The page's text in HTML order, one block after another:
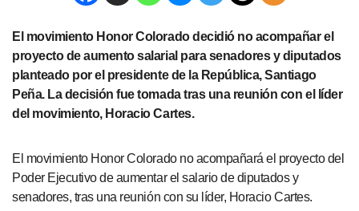
El movimiento Honor Colorado decidió no acompañar el
proyecto de aumento salarial para senadores y diputados
planteado por el presidente de la República, Santiago
Peña. La decisión fue tomada tras una reunión con el líder
del movimiento, Horacio Cartes.
El movimiento Honor Colorado no acompañará el proyecto del
Poder Ejecutivo de aumentar el salario de diputados y
senadores, tras una reunión con su líder, Horacio Cartes.